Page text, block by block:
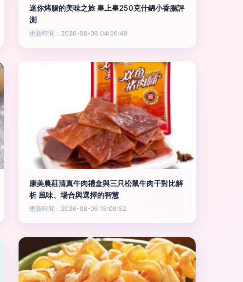
迷你烤腸的美味之旅 皇上皇250克什錦小香腸評
測
更新時間：2026-08-06 04:36:49
康美農莊清真牛肉禮盒與三只松鼠牛肉干對比解
析 風味、場合與選擇的智慧
更新時間：2026-08-06 15:09:52